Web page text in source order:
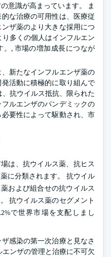
意識が高まっています。 ま
な治療の可用性は、医療従
ザ薬のより大きな採用につ
多くの個人はインフルエン
, 市場の増加成長につなが
新たなインフルエンザ薬の
活動に積極的に取り組んで
抗ウイルス抵抗、限られた
ルエンザのパンデミックの
要性によって駆動され、市
は、抗ウイルス薬、抗ヒス
に分類されます。 抗ウイル
および組合せの抗ウイルス
抗ウイルス薬のセグメント
で世界市場を支配しまし
感染の第一次治療と見なさ
ンザの管理と治療に不可欠